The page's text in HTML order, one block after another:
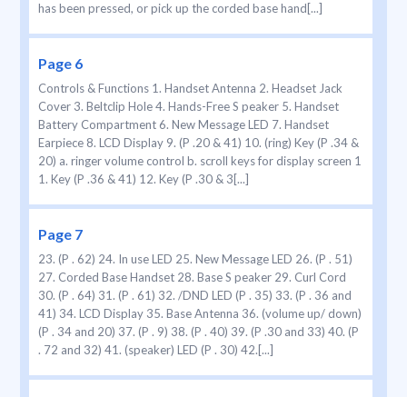
has been pressed, or pick up the corded base hand[...]
Page 6
Controls & Functions 1. Handset Antenna 2. Headset Jack
Cover 3. Beltclip Hole 4. Hands-Free S peaker 5. Handset
Battery Compartment 6. New Message LED 7. Handset
Earpiece 8. LCD Display 9. (P .20 & 41) 10. (ring) Key (P .34 &
20) a. ringer volume control b. scroll keys for display screen 1
1. Key (P .36 & 41) 12. Key (P .30 & 3[...]
Page 7
23. (P . 62) 24. In use LED 25. New Message LED 26. (P . 51)
27. Corded Base Handset 28. Base S peaker 29. Curl Cord
30. (P . 64) 31. (P . 61) 32. /DND LED (P . 35) 33. (P . 36 and
41) 34. LCD Display 35. Base Antenna 36. (volume up/ down)
(P . 34 and 20) 37. (P . 9) 38. (P . 40) 39. (P .30 and 33) 40. (P
. 72 and 32) 41. (speaker) LED (P . 30) 42.[...]